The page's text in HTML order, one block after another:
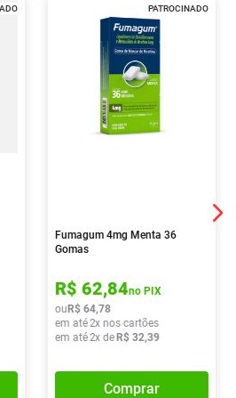
PATROCINADO
Fumagum 4mg Menta 36
Gomas
R$ 62,84no PIX
ou R$ 64,78
em até2x nos cartões
em até2x de R$ 32,39
Comprar